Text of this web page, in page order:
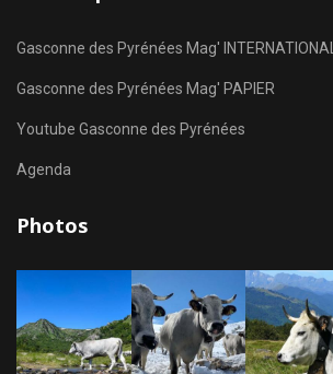
Gasconne des Pyrénées Mag' INTERNATIONAL
Gasconne des Pyrénées Mag' PAPIER
Youtube Gasconne des Pyrénées
Agenda
Photos